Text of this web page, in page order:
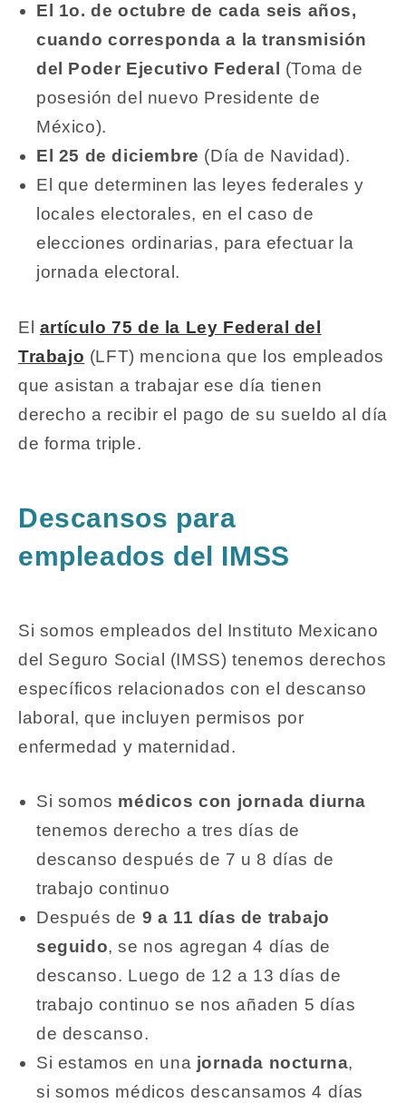
El 1o. de octubre de cada seis años,
cuando corresponda a la transmisión
del Poder Ejecutivo Federal (Toma de
posesión del nuevo Presidente de
México).
El 25 de diciembre (Día de Navidad).
El que determinen las leyes federales y
locales electorales, en el caso de
elecciones ordinarias, para efectuar la
jornada electoral.
El artículo 75 de la Ley Federal del
Trabajo (LFT) menciona que los empleados
que asistan a trabajar ese día tienen
derecho a recibir el pago de su sueldo al día
de forma triple.
Descansos para
empleados del IMSS
Si somos empleados del Instituto Mexicano
del Seguro Social (IMSS) tenemos derechos
específicos relacionados con el descanso
laboral, que incluyen permisos por
enfermedad y maternidad.
Si somos médicos con jornada diurna
tenemos derecho a tres días de
descanso después de 7 u 8 días de
trabajo continuo
Después de 9 a 11 días de trabajo
seguido, se nos agregan 4 días de
descanso. Luego de 12 a 13 días de
trabajo continuo se nos añaden 5 días
de descanso.
Si estamos en una jornada nocturna,
si somos médicos descansamos 4 días